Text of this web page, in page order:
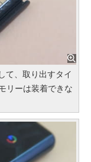
て、取り出すタイ
リーは装着できな